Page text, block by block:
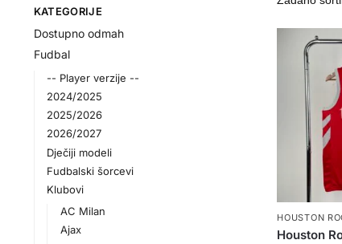
HOUSTON
Houston
KATEGORIJE
Dostupno odmah
Fudbal
-- Player verzije --
2024/2025
2025/2026
2026/2027
Dječiji modeli
Fudbalski šorcevi
Klubovi
AC Milan
Ajax